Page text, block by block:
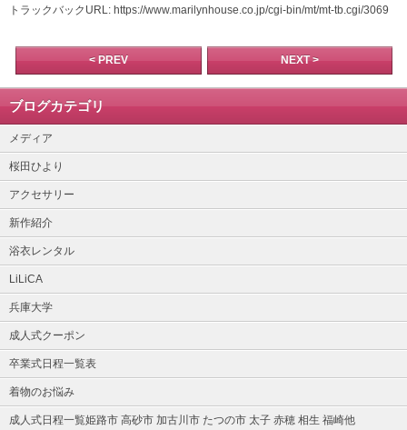
トラックバックURL: https://www.marilynhouse.co.jp/cgi-bin/mt/mt-tb.cgi/3069
< PREV NEXT >
ブログカテゴリ
メディア
桜田ひより
アクセサリー
新作紹介
浴衣レンタル
LiLiCA
兵庫大学
成人式クーポン
卒業式日程一覧表
着物のお悩み
成人式日程一覧姫路市 高砂市 加古川市 たつの市 太子 赤穂 相生 福崎他